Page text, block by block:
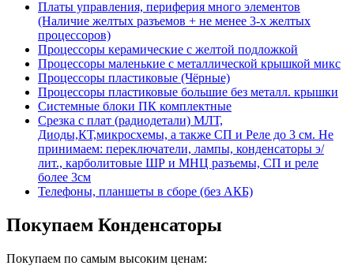
Платы управления, периферия много элементов
(Наличие желтых разъемов + не менее 3-х желтых
процессоров)
Процессоры керамические с желтой подложкой
Процессоры маленькие с металлической крышкой микс
Процессоры пластиковые (Чёрные)
Процессоры пластиковые большие без металл. крышки
Системные блоки ПК комплектные
Срезка с плат (радиодетали) МЛТ,
Диоды,КТ,микросхемы, а также СП и Реле до 3 см. Не
принимаем: переключатели, лампы, конденсаторы э/
лит., карболитовые ШР и МНЦ разъемы, СП и реле
более 3см
Телефоны, планшеты в сборе (без АКБ)
Покупаем Конденсаторы
Покупаем по самым высоким ценам: